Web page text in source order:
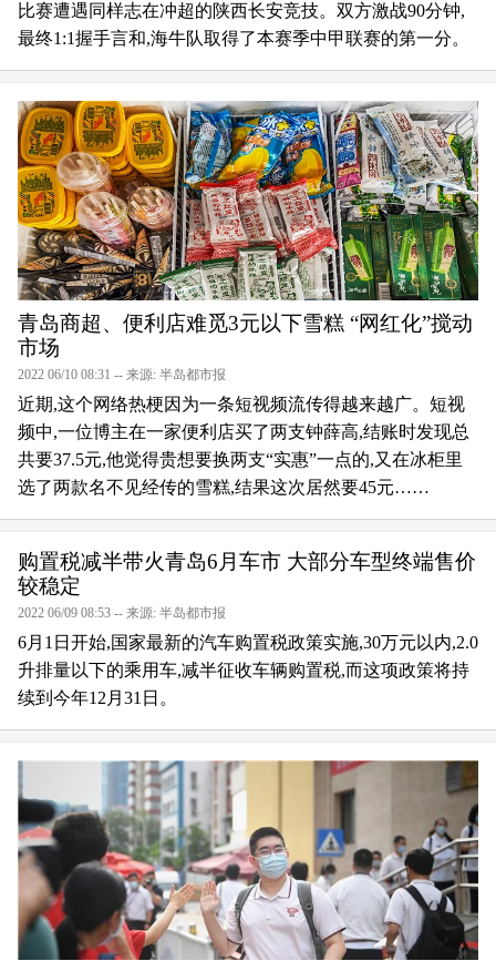
比赛遭遇同样志在冲超的陕西长安竞技。双方激战90分钟,
最终1:1握手言和,海牛队取得了本赛季中甲联赛的第一分。
青岛商超、便利店难觅3元以下雪糕 “网红化”搅动
市场
2022 06/10 08:31 -- 来源: 半岛都市报
近期,这个网络热梗因为一条短视频流传得越来越广。短视
频中,一位博主在一家便利店买了两支钟薛高,结账时发现总
共要37.5元,他觉得贵想要换两支“实惠”一点的,又在冰柜里
选了两款名不见经传的雪糕,结果这次居然要45元……
购置税减半带火青岛6月车市 大部分车型终端售价
较稳定
2022 06/09 08:53 -- 来源: 半岛都市报
6月1日开始,国家最新的汽车购置税政策实施,30万元以内,2.0
升排量以下的乘用车,减半征收车辆购置税,而这项政策将持
续到今年12月31日。